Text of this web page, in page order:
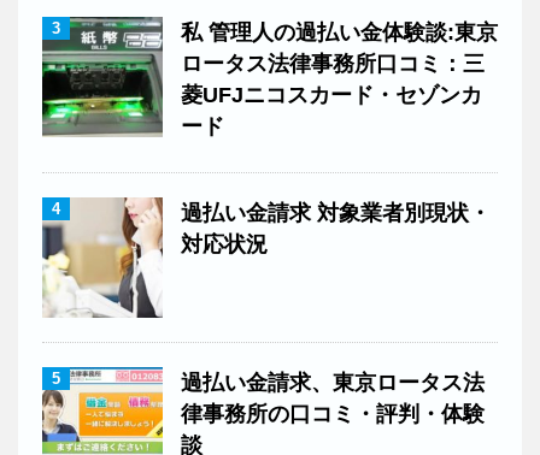
3
私 管理人の過払い金体験談:東京
ロータス法律事務所口コミ：三
菱UFJニコスカード・セゾンカ
ード
4
過払い金請求 対象業者別現状・
対応状況
5
過払い金請求、東京ロータス法
律事務所の口コミ・評判・体験
談